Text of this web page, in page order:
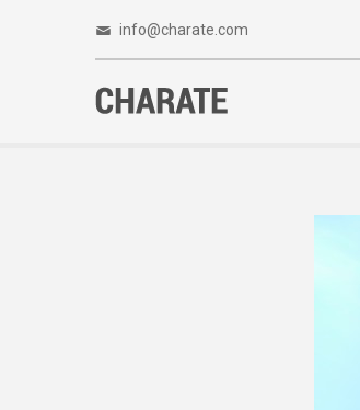
info@charate.com